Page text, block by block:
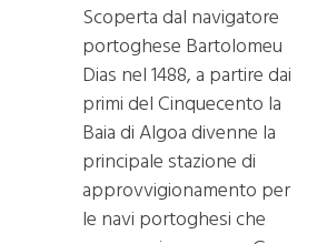
Scoperta dal navigatore
portoghese Bartolomeu
Dias nel 1488, a partire dai
primi del Cinquecento la
Baia di Algoa divenne la
principale stazione di
approvvigionamento per
le navi portoghesi che